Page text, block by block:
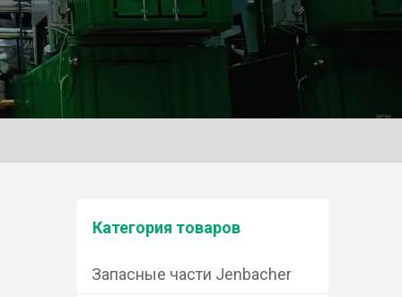
Категория товаров
Запасные части Jenbacher